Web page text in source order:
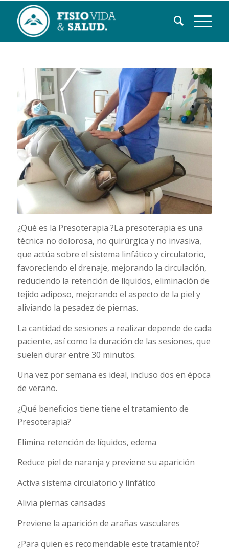
¿Qué es la Presoterapia ?La presoterapia es una
técnica no dolorosa, no quirúrgica y no invasiva,
que actúa sobre el sistema linfático y circulatorio,
favoreciendo el drenaje, mejorando la circulación,
reduciendo la retención de líquidos, eliminación de
tejido adiposo, mejorando el aspecto de la piel y
aliviando la pesadez de piernas.
La cantidad de sesiones a realizar depende de cada
paciente, así como la duración de las sesiones, que
suelen durar entre 30 minutos.
Una vez por semana es ideal, incluso dos en época
de verano.
¿Qué beneficios tiene tiene el tratamiento de
Presoterapia?
Elimina retención de líquidos, edema
Reduce piel de naranja y previene su aparición
Activa sistema circulatorio y linfático
Alivia piernas cansadas
Previene la aparición de arañas vasculares
¿Para quien es recomendable este tratamiento?